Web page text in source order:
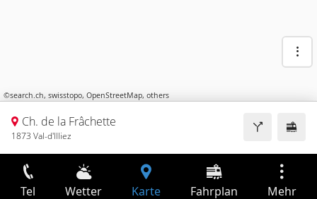
©search.ch, swisstopo, OpenStreetMap, others
Ch. de la Frâchette
1873 Val-d'Illiez
Tel Wetter Karte Fahrplan Mehr